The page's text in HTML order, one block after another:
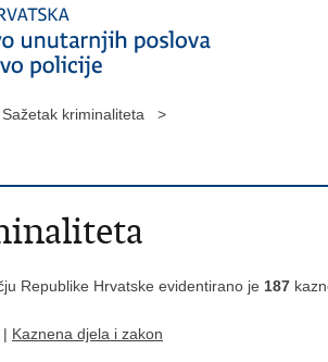
Sažetak kriminaliteta >
Republike Hrvatske evidentirano je 187
| Kaznena djela i zakon